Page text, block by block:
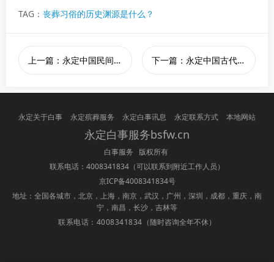
TAG： 丧葬习俗的历史渊源是什么？
上一篇：永定中国民间白事礼仪 下一篇：永定中国古代丧葬习俗的发展历程是怎样的？
永定关于白事 永定殡葬服务 永定白事讯息 永定联系方式 本地网站
永定白事服务bsfw.cn
白事服务 版权所有
联系电话：4008341834 （可以联系到附近工作人员）
京ICP备4008341834号
地址：全国各城市，北京，上海，南京，武汉，广州，深圳，成都，重庆，南
宁，南昌，长沙，吉林等
联系电话：4008341834 （随时咨询全年不休）